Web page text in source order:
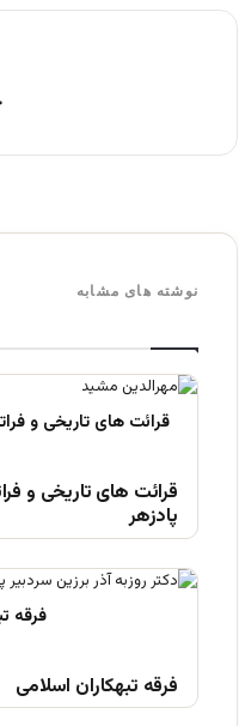
نوشته های مشابه
قرائت های تاریخی و
پادزهر
فرقه تبهکاران اسلامی